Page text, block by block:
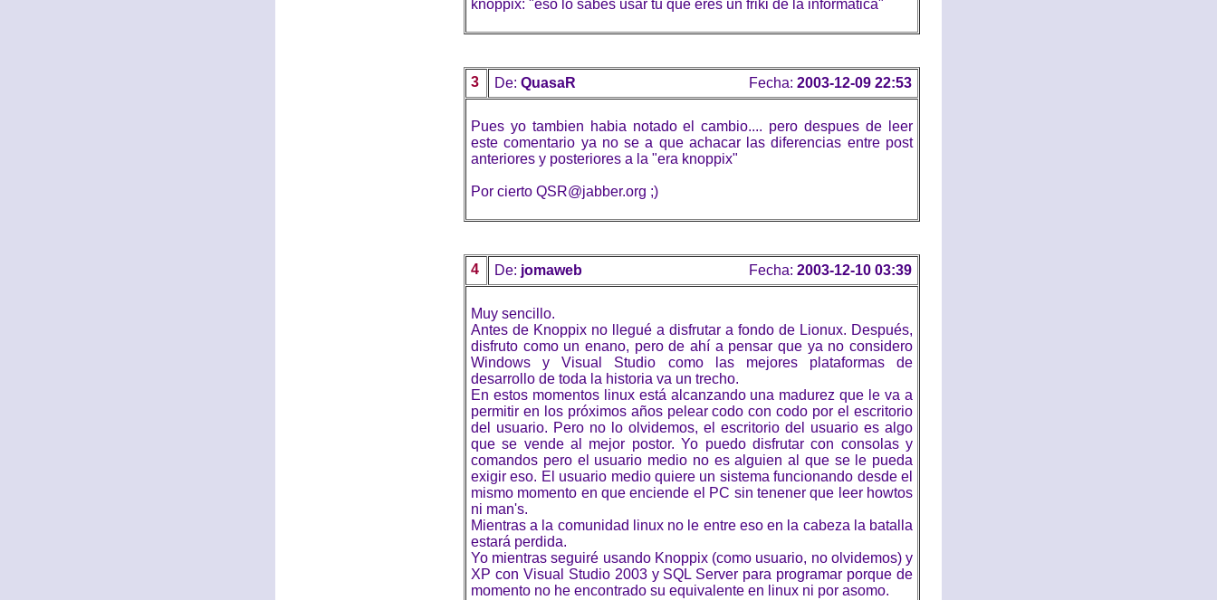
knoppix: "eso lo sabes usar tu que eres un friki de la informática"
3 De: QuasaR Fecha: 2003-12-09 22:53
Pues yo tambien habia notado el cambio.... pero despues de leer
este comentario ya no se a que achacar las diferencias entre post
anteriores y posteriores a la "era knoppix"
Por cierto QSR@jabber.org ;)
4 De: jomaweb Fecha: 2003-12-10 03:39
Muy sencillo.
Antes de Knoppix no llegué a disfrutar a fondo de Lionux. Después,
disfruto como un enano, pero de ahí a pensar que ya no considero
Windows y Visual Studio como las mejores plataformas de
desarrollo de toda la historia va un trecho.
En estos momentos linux está alcanzando una madurez que le va a
permitir en los próximos años pelear codo con codo por el escritorio
del usuario. Pero no lo olvidemos, el escritorio del usuario es algo
que se vende al mejor postor. Yo puedo disfrutar con consolas y
comandos pero el usuario medio no es alguien al que se le pueda
exigir eso. El usuario medio quiere un sistema funcionando desde el
mismo momento en que enciende el PC sin tenener que leer howtos
ni man's.
Mientras a la comunidad linux no le entre eso en la cabeza la batalla
estará perdida.
Yo mientras seguiré usando Knoppix (como usuario, no olvidemos) y
XP con Visual Studio 2003 y SQL Server para programar porque de
momento no he encontrado su equivalente en linux ni por asomo.